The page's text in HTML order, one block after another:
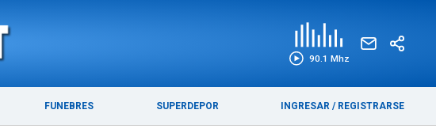
90.1 Mhz
FUNEBRES SUPERDEPOR INGRESAR / REGISTRARSE
MADRYN